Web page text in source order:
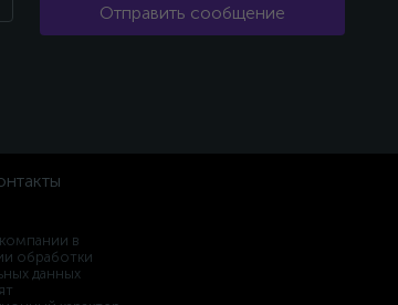
Отправить сообщение
в
обработки
данных